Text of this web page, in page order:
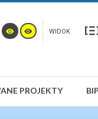
WIDOK
PROJEKTY BIP